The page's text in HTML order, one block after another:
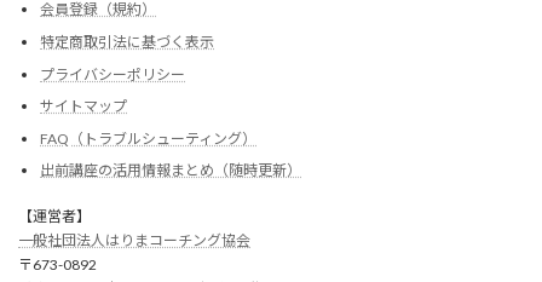
会員登録（規約）
特定商取引法に基づく表示
プライバシーポリシー
サイトマップ
FAQ（トラブルシューティング）
出前講座の活用情報まとめ（随時更新）
【運営者】
一般社団法人はりまコーチング協会
〒673-0892